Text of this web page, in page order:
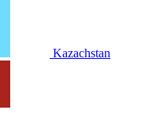
Kazachstan